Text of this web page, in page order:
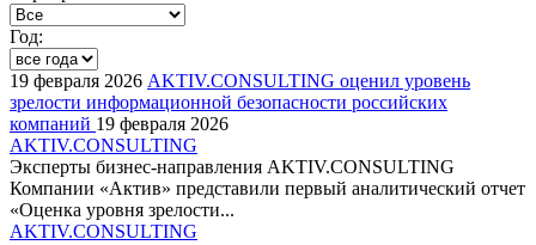
Год:
19 февраля 2026 AKTIV.CONSULTING оценил уровень
зрелости информационной безопасности российских
компаний 19 февраля 2026
AKTIV.CONSULTING
Эксперты бизнес-направления AKTIV.CONSULTING
Компании «Актив» представили первый аналитический отчет
«Оценка уровня зрелости...
AKTIV.CONSULTING